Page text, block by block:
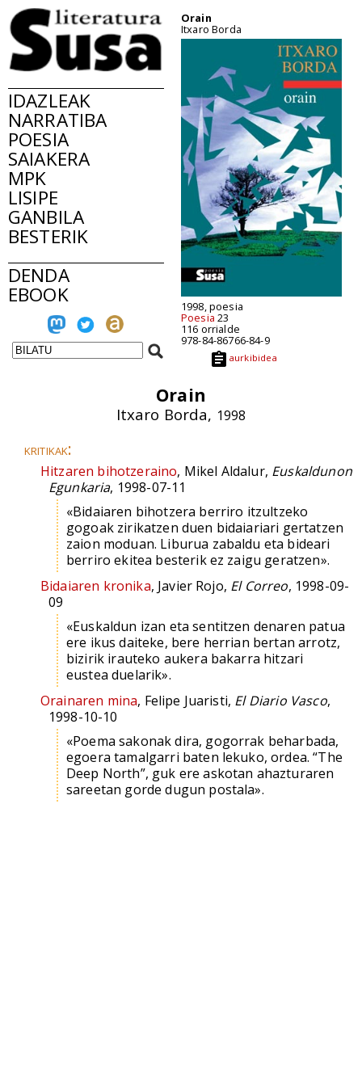
IDAZLEAK
NARRATIBA
POESIA
SAIAKERA
MPK
LISIPE
GANBILA
BESTERIK
DENDA
EBOOK
Orain
Itxaro Borda
1998, poesia
Poesia 23
116 orrialde
978-84-86766-84-9
aurkibidea
Orain
Itxaro Borda, 1998
kritikak:
Hitzaren bihotzeraino, Mikel Aldalur, Euskaldunon
Egunkaria, 1998-07-11
«Bidaiaren bihotzera berriro itzultzeko
gogoak zirikatzen duen bidaiariari gertatzen
zaion moduan. Liburua zabaldu eta bideari
berriro ekitea besterik ez zaigu geratzen».
Bidaiaren kronika, Javier Rojo, El Correo, 1998-09-
09
«Euskaldun izan eta sentitzen denaren patua
ere ikus daiteke, bere herrian bertan arrotz,
bizirik irauteko aukera bakarra hitzari
eustea duelarik».
Orainaren mina, Felipe Juaristi, El Diario Vasco,
1998-10-10
«Poema sakonak dira, gogorrak beharbada,
egoera tamalgarri baten lekuko, ordea. “The
Deep North”, guk ere askotan ahazturaren
sareetan gorde dugun postala».